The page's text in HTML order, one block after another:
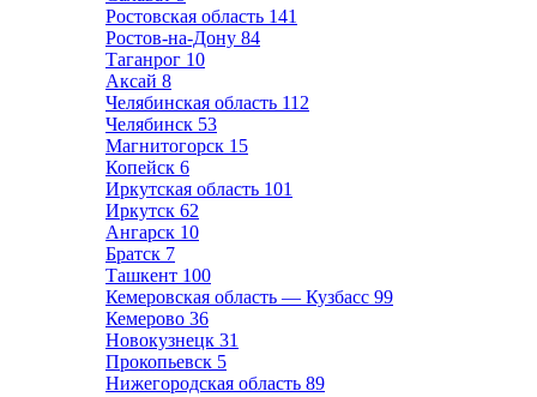
Ростовская область 141
Ростов-на-Дону 84
Таганрог 10
Аксай 8
Челябинская область 112
Челябинск 53
Магнитогорск 15
Копейск 6
Иркутская область 101
Иркутск 62
Ангарск 10
Братск 7
Ташкент 100
Кемеровская область — Кузбасс 99
Кемерово 36
Новокузнецк 31
Прокопьевск 5
Нижегородская область 89